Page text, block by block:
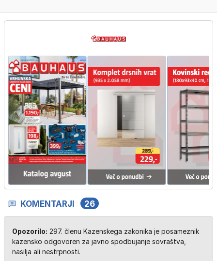
KOMENTARJI 26
Opozorilo: 297. členu Kazenskega zakonika je posameznik
kazensko odgovoren za javno spodbujanje sovraštva,
nasilja ali nestrpnosti.